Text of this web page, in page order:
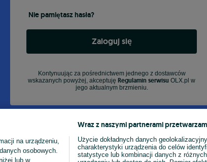
Nie pamiętasz hasła?
Zaloguj się
Kontynuując za pośrednictwem jednego z dostawców
wskazanych powyżej, akceptuję Regulamin serwisu OLX.pl w
jego aktualnym brzmieniu.
na urządzeniu,
osobowych.
lub w
Wraz z naszymi partnerami
Użycie dokładnych danych
charakterystyki urządzenia do celów
statystyce lub kombinacji danych z